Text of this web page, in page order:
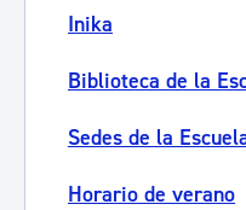
Inika
Biblioteca de la
Sedes de la
Horario de verano